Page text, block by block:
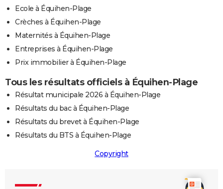
Ecole à Équihen-Plage
Crèches à Équihen-Plage
Maternités à Équihen-Plage
Entreprises à Équihen-Plage
Prix immobilier à Équihen-Plage
Tous les résultats officiels à Équihen-Plage
Résultat municipale 2026 à Équihen-Plage
Résultats du bac à Équihen-Plage
Résultats du brevet à Équihen-Plage
Résultats du BTS à Équihen-Plage
Copyright